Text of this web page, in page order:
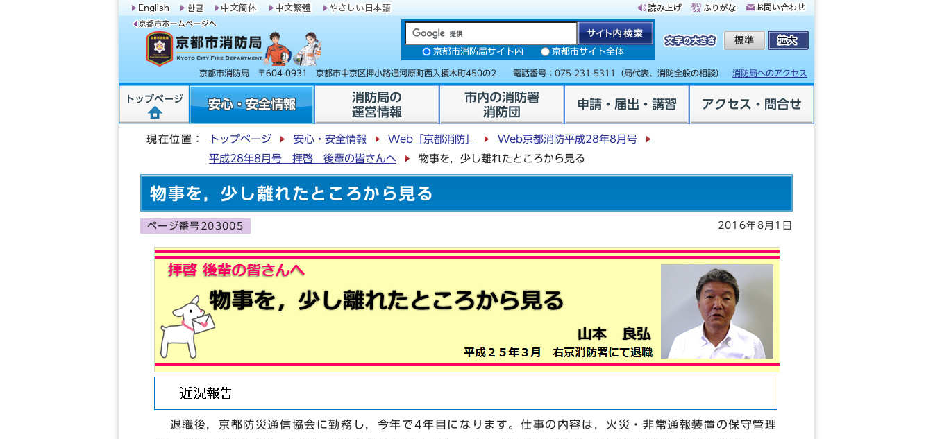
京都市消防局サイト内 京都市サイト全体
京都市消防局 〒604-0931 京都市中京区押小路通河原町西入榎木町450の2 電話番号： 075-231-5311 （局代表、消防全般の相談） 消防局へのアクセス
トップページ 安心・安全情報
消防局の
運営情報
市内の消防署
消防団
申請・届出・講習 アクセス・問合せ
現在位置： トップページ 安心・安全情報 Web「京都消防」
Web京都消防平成28年8月号
平成28年8月号 拝啓 後輩の皆さんへ
物事を，少し離れたところから見る
物事を，少し離れたところから見る
ページ番号203005 2016年8月1日
退職後，京都防災通信協会に勤務し，今年で4年目になります。仕事の内容は，火災・非常通報装置の保守管理